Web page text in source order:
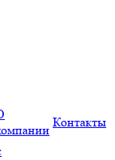
Контакты